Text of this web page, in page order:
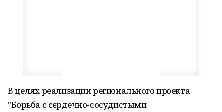
В целях реализации регионального проекта
"Борьба с сердечно-сосудистыми